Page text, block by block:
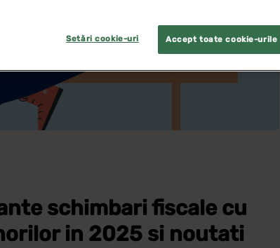
schimbari fiscale cu
in 2025 si noutati
Accept toate cookie-urile
Setări cookie-uri